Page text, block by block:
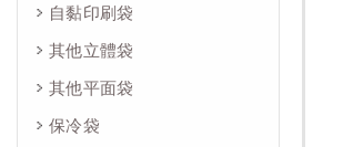
自黏印刷袋
其他立體袋
其他平面袋
保冷袋